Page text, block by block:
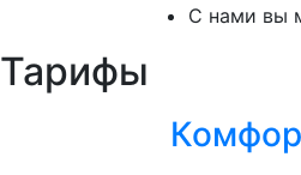
С нами вы
Тарифы